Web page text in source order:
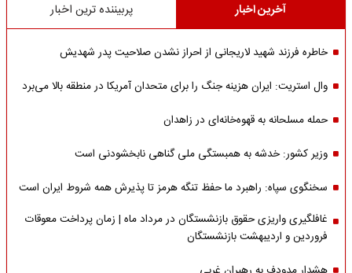
آخرین اخبار پربیننده ترین اخبار
خاطره فرزند شهید لاریجانی از احراز نشدن صلاحیت پدر شهدیش
وال استریت: ایران هزینه جنگ را برای متحدان آمریکا در منطقه بالا می‌برد
حمله مسلحانه به قهوه‌خانه‌ای در زاهدان
وزیر کشور: خدشه به همبستگی ملی گناهی نابخشودنی است
سخنگوی سپاه: راهبرد ما حفظ تنگه هرمز تا پذیرش همه شروط ایران است
غافلگیری واریزی حقوق بازنشستگان در مرداد ماه | زمان پرداخت معوقات
فروردین و اردیبهشت بازنشستگان